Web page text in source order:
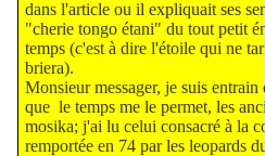
dans l'article ou il expliquait ses
"cherie tongo étani" du tout petit
temps (c'est à dire l'étoile qui ne
briera).
Monsieur messager, je suis
que le temps me le permet, les
mosika; j'ai lu celui consacré à la
remportée en 74 par les leopards